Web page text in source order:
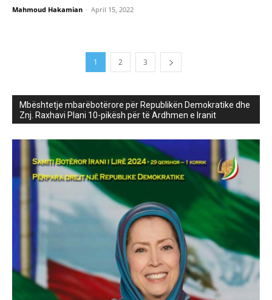
Mahmoud Hakamian - April 15, 2022
1 2 3
Mbështetje mbarëbotërore për Republikën Demokratike dhe
Znj. Raxhavi Plani 10-pikësh për të Ardhmen e Iranit